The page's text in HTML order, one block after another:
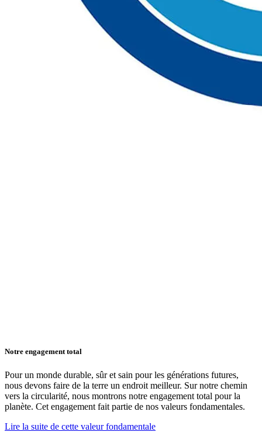
Notre engagement total
Pour un monde durable, sûr et sain pour les générations futures,
nous devons faire de la terre un endroit meilleur. Sur notre chemin
vers la circularité, nous montrons notre engagement total pour la
planète. Cet engagement fait partie de nos valeurs fondamentales.
Lire la suite de cette valeur fondamentale